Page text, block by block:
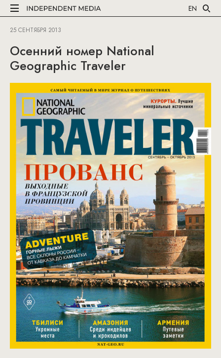
EN
25 СЕНТЯБРЯ 2013
Осенний номер National
Geographic Traveler